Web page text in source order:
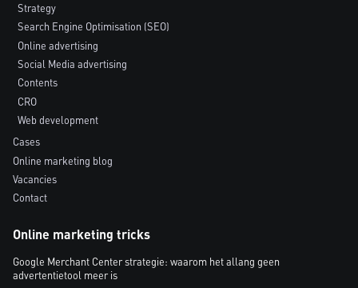
Strategy
Search Engine Optimisation (SEO)
Online advertising
Social Media advertising
Contents
CRO
Web development
Cases
Online marketing blog
Vacancies
Contact
Online marketing tricks
Google Merchant Center strategie: waarom het allang geen
advertentietool meer is